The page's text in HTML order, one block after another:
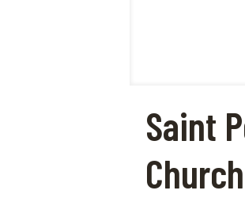
Saint
Church